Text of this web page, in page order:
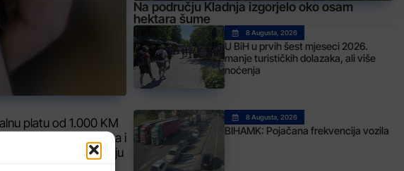
platu od 1.000 KM
državnih službenika i
kategorije nemaju
Na području Kladnja izgorjelo oko osam
hektara šume
8 Augusta, 2026
U BiH u prvih šest mjeseci 2026.
manje turističkih dolazaka, ali više
noćenja
8 Augusta, 2026
BIHAMK: Pojačana frekvencija vozila